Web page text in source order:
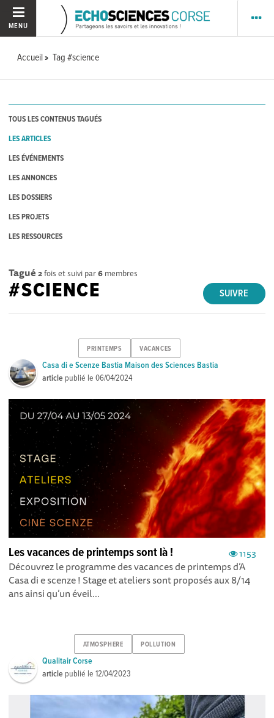
MENU
Accueil Tag #science
TOUS LES CONTENUS TAGUÉS
LES ARTICLES
LES ÉVÉNEMENTS
LES ANNONCES
LES DOSSIERS
LES PROJETS
LES RESSOURCES
Tagué 2fois et suivi par6 membres
SUIVRE
#SCIENCE
PRINTEMPS VACANCES
Casa di e Scenze Bastia Maison des Sciences Bastia
article publié le06/04/2024
1153
Les vacances de printemps sont là !
Découvrez le programme des vacances de printemps d’A
Casa di e scenze ! Stage et ateliers sont proposés aux 8/14
ans ainsi qu’un éveil...
ATMOSPHERE POLLUTION
Qualitair Corse
article publié le12/04/2023